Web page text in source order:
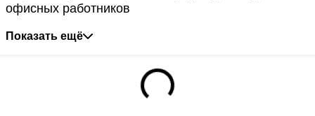
офисных работников
Показать ещё